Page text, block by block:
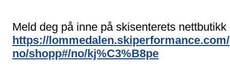
Meld deg på inne på skisenterets nettbutikk
https://lommedalen.skiperformance.com/
no/shopp#/no/kj%C3%B8pe